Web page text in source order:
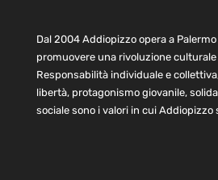
Dal 2004 Addiopizzo opera a
promuovere una rivoluzione
Responsabilità individuale e
libertà, protagonismo giovanile,
sociale sono i valori in cui Addiopizzo